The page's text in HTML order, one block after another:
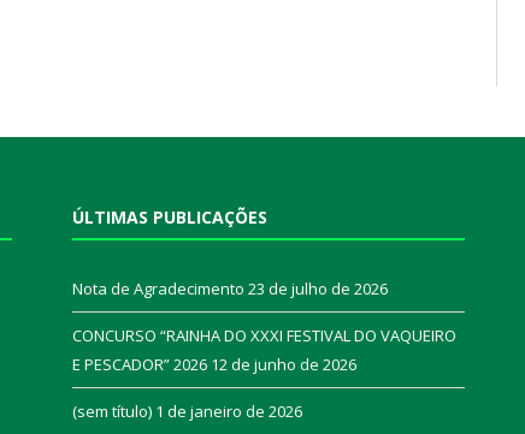
ÚLTIMAS PUBLICAÇÕES
Nota de Agradecimento 23 de julho de 2026
CONCURSO “RAINHA DO XXXI FESTIVAL DO VAQUEIRO
E PESCADOR” 2026 12 de junho de 2026
(sem título) 1 de janeiro de 2026